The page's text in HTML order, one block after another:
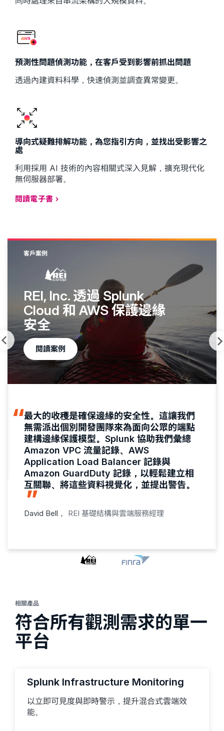
預測性問題偵測功能，在客戶受到影響前抓出問題
透過內建資料科學，快速偵測並調查異常變更。
導向式疑難排解功能，為您指引方向，並找出受影響之
處
利用採用 AI 技術的內容相關式深入見解，擴充現代化
無伺服器部署。
閱讀電子書
客戶案例
REI, Inc. 透過 Splunk
Cloud 和 AWS 保護邊緣
安全
閱讀案例
最大的收穫是確保邊緣的安全性。這讓我們
無需派出個別開發團隊來為面向公眾的端點
建構邊緣保護模型。Splunk 協助我們彙總
Amazon VPC 流量記錄、AWS
Application Load Balancer 記錄與
Amazon GuardDuty 記錄，以輕鬆建立相
互關聯、將這些資料視覺化，並提出警告。
David Bell， REI 基礎結構與雲端服務經理
相關產品
符合所有觀測需求的單一
平台
Splunk Infrastructure Monitoring
以立即可見度與即時警示，提升混合式雲端效
能。